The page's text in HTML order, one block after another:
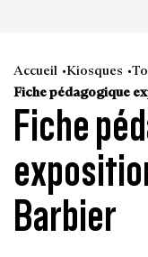
Accueil Kiosques
Fiche pédagogique
Fiche
Barbier